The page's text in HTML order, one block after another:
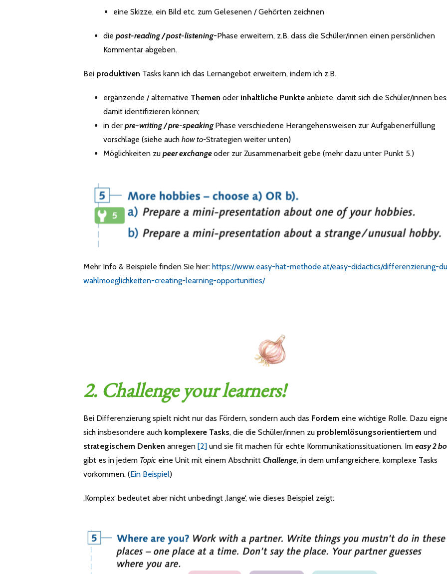
eine Skizze, ein Bild etc. zum Gelesenen / Gehörten zeichnen
die post-reading / post-listening-Phase erweitern, z.B. dass die Schüler/innen einen persönlichen
Kommentar abgeben.
Bei produktiven Tasks kann ich das Lernangebot erweitern, indem ich z.B.
ergänzende / alternative Themen oder inhaltliche Punkte anbiete, damit sich die Schüler/innen
damit identifizieren können;
in der pre-writing / pre-speaking Phase verschiedene Herangehensweisen zur Aufgabenerfüllung
vorschlage (siehe auch how to-Strategien weiter unten)
Möglichkeiten zu peer exchangeoder zur Zusammenarbeit gebe (mehr dazu unter Punkt 5.)
Mehr Info & Beispiele finden Sie hier: https://www.easy-hat-methode.at/easy-didactics/differenzierung-
wahlmoeglichkeiten-creating-learning-opportunities/
2. Challenge your learners!
Bei Differenzierung spielt nicht nur das Fördern, sondern auch das Fordern eine wichtige Rolle. Dazu
sich insbesondere auch komplexere Tasks, die die Schüler/innen zu problemlösungsorientiertem und
strategischem Denken anregen [2] und sie fit machen für echte Kommunikationssituationen. Im easy 2
gibt es in jedem Topic eine Unit mit einem Abschnitt Challenge, in dem umfangreichere, komplexe Tasks
vorkommen. (Ein Beispiel)
‚Komplex‘ bedeutet aber nicht unbedingt ‚lange‘, wie dieses Beispiel zeigt: